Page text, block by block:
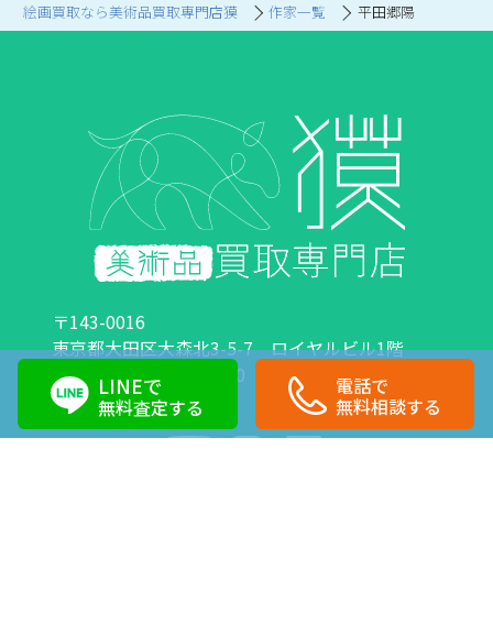
LINEで
無料査定する
電話で
無料相談する
絵画買取なら美術品買取専門店獏 作家一覧 平田郷陽
〒143-0016
東京都大田区大森北3-5-7 ロイヤルビル1階
営業時間：10:00～18:00 定休日：日曜日・祝日
0120-89-0007 03-6423-1033